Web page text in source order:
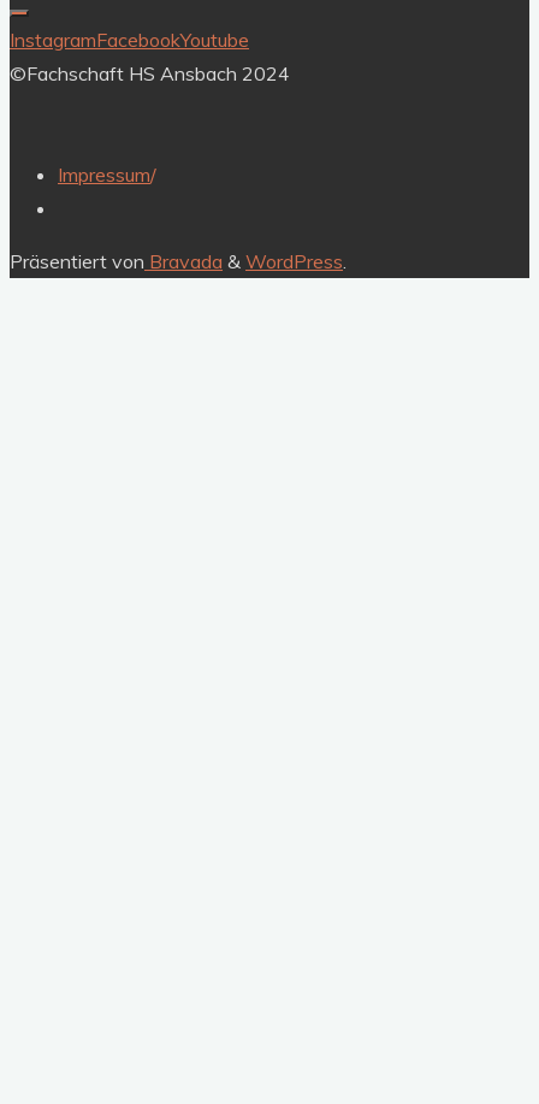
InstagramFacebookYoutube
©Fachschaft HS Ansbach 2024
Impressum/
Präsentiert von Bravada & WordPress